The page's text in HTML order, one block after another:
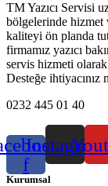
TM Yazıcı Servisi
bölgelerinde hizmet
kaliteyi ön planda
firmamız yazıcı
servis hizmeti
Desteğe ihtiyacınız
0232 445 01 40
f
Instagram
Kurumsal